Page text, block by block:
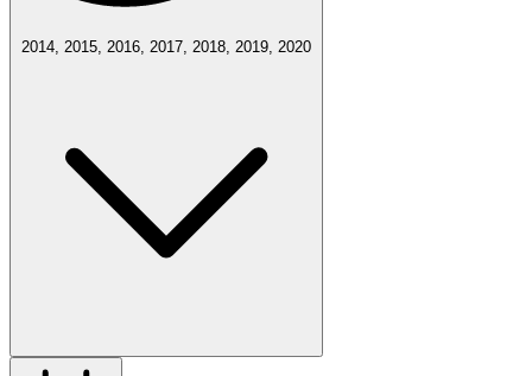
2014, 2015, 2016, 2017, 2018, 2019, 2020